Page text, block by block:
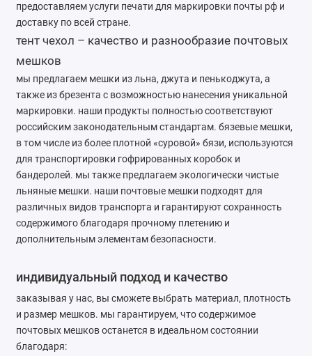
Ремонт сумок
Ремонт зонтов
Ремонт очков
Ремонт часов
Ремонт мелкой бытовой техники
Ремонт брелков автосигнализации
Ремонт мобильных телефонов
Швейный цех
Гравировка
предоставляем услуги печати для маркировки почты рф и
доставку по всей стране.
тент чехол – качество и разнообразие почтовых
мешков
мы предлагаем мешки из льна, джута и пенькоджута, а
также из брезента с возможностью нанесения уникальной
маркировки. наши продукты полностью соответствуют
российским законодательным стандартам. бязевые мешки,
в том числе из более плотной «суровой» бязи, используются
для транспортировки гофрированных коробок и
бандеролей. мы также предлагаем экологически чистые
льняные мешки. наши почтовые мешки подходят для
различных видов транспорта и гарантируют сохранность
содержимого благодаря прочному плетению и
дополнительным элементам безопасности.
индивидуальный подход и качество
заказывая у нас, вы сможете выбрать материал, плотность
и размер мешков. мы гарантируем, что содержимое
почтовых мешков останется в идеальном состоянии
благодаря: